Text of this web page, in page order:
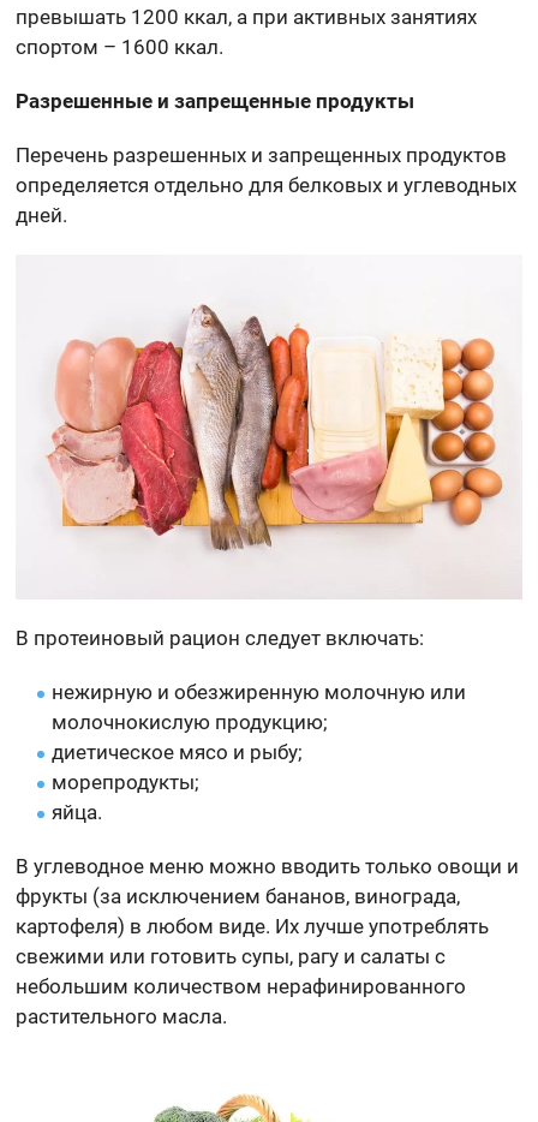
превышать 1200 ккал, а при активных занятиях
спортом – 1600 ккал.
Разрешенные и запрещенные продукты
Перечень разрешенных и запрещенных продуктов
определяется отдельно для белковых и углеводных
дней.
В протеиновый рацион следует включать:
нежирную и обезжиренную молочную или
молочнокислую продукцию;
диетическое мясо и рыбу;
морепродукты;
яйца.
В углеводное меню можно вводить только овощи и
фрукты (за исключением бананов, винограда,
картофеля) в любом виде. Их лучше употреблять
свежими или готовить супы, рагу и салаты с
небольшим количеством нерафинированного
растительного масла.